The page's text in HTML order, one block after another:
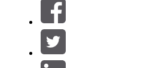
篩選器 (0)
選取篩選
產品區域